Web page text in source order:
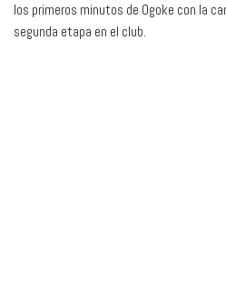
los primeros minutos de Ogoke con la
segunda etapa en el club.